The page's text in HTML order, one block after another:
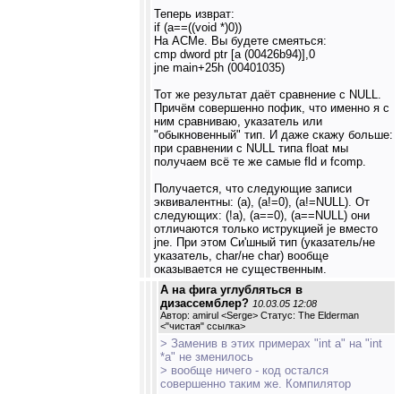
Теперь изврат:
if (a==((void *)0))
На АСМе. Вы будете смеяться:
cmp dword ptr [a (00426b94)],0
jne main+25h (00401035)
Тот же результат даёт сравнение с NULL.
Причём совершенно пофик, что именно я с
ним сравниваю, указатель или
"обыкновенный" тип. И даже скажу больше:
при сравнении с NULL типа float мы
получаем всё те же самые fld и fcomp.
Получается, что следующие записи
эквивалентны: (a), (a!=0), (a!=NULL). От
следующих: (!a), (a==0), (a==NULL) они
отличаются только иструкцией je вместо
jne. При этом Си'шный тип (указатель/не
указатель, char/не char) вообще
оказывается не существенным.
А на фига углубляться в
дизассемблер? 10.03.05 12:08
Автор: amirul <Serge> Статус: The Elderman
<"чистая" ссылка>
> Заменив в этих примерах "int a" на "int
*a" не зменилось
> вообще ничего - код остался
совершенно таким же. Компилятор